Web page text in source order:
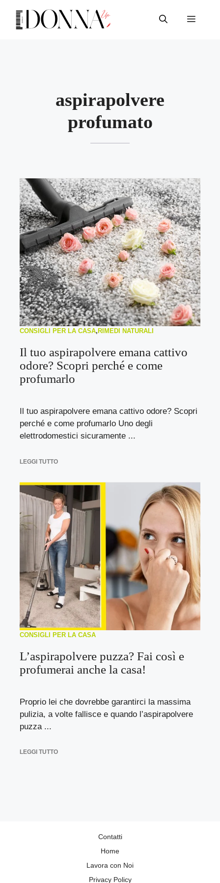
contenuto
Menu
aspirapolvere
profumato
CONSIGLI PER LA CASA, RIMEDI NATURALI
Il tuo aspirapolvere emana cattivo
odore? Scopri perché e come
profumarlo
Il tuo aspirapolvere emana cattivo odore? Scopri
perché e come profumarlo Uno degli
elettrodomestici sicuramente ...
LEGGI TUTTO
CONSIGLI PER LA CASA
L’aspirapolvere puzza? Fai così e
profumerai anche la casa!
Proprio lei che dovrebbe garantirci la massima
pulizia, a volte fallisce e quando l’aspirapolvere
puzza ...
LEGGI TUTTO
Contatti
Home
Lavora con Noi
Privacy Policy